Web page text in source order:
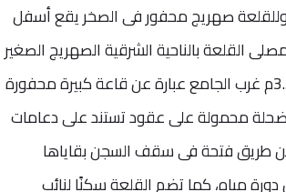
وللقلعة صهريج محفور فى الصخر يقع أسفل
القلعة بالناحية الشرقية الصهريج الصغير
ومسجد القلعة، وتحوى القلعة حمامًا للبخار وسجنًا يقع على بعد 3.5م غرب الجامع عبارة عن قاعة كبيرة محفورة
7.5م يسقفه ثمان قباب ضحلة محمولة على عقود تستند على دعامات
عن طريق فتحة فى سقف السجن بقاياها
مياه، كما تضم القلعة سكنًا لنائب